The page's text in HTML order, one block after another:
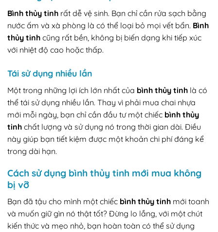
Bình thủy tinh rất dễ vệ sinh. Bạn chỉ cần rửa sạch bằng
nước ấm và xà phòng là có thể loại bỏ mọi vết bẩn. Bình
thủy tinh cũng rất bền, không bị biến dạng khi tiếp xúc
với nhiệt độ cao hoặc thấp.
Tái sử dụng nhiều lần
Một trong những lợi ích lớn nhất của bình thủy tinh là có
thể tái sử dụng nhiều lần. Thay vì phải mua chai nhựa
mới mỗi ngày, bạn chỉ cần đầu tư một chiếc bình thủy
tinh chất lượng và sử dụng nó trong thời gian dài. Điều
này giúp bạn tiết kiệm được một khoản chi phí đáng kể
trong dài hạn.
Cách sử dụng bình thủy tinh mới mua không
bị vỡ
Bạn đã tậu cho mình một chiếc bình thủy tinh mới toanh
và muốn giữ gìn nó thật tốt? Đừng lo lắng, với một chút
kiến thức và mẹo nhỏ, bạn hoàn toàn có thể sử dụng